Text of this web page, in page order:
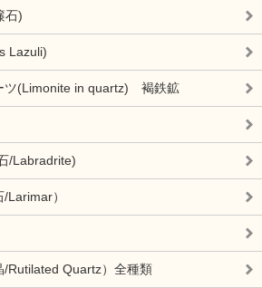
石)
Lazuli)
ツ(Limonite in quartz) 褐鉄鉱
/Labradrite)
Larimar）
/Rutilated Quartz）全種類